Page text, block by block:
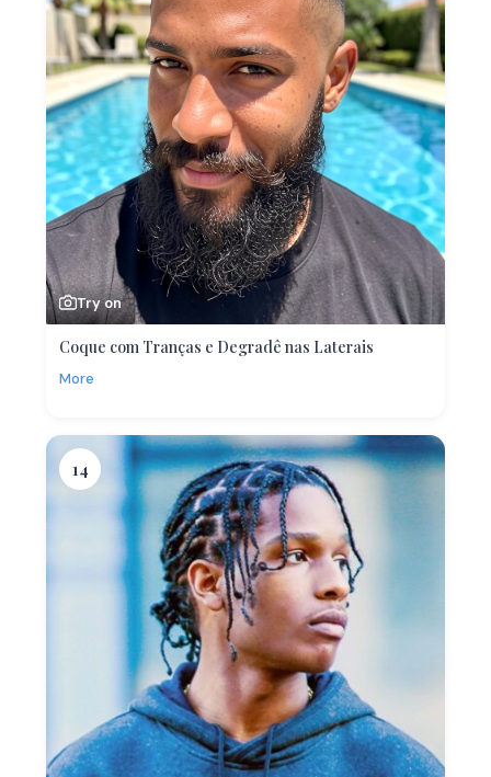
Try on
Coque com Tranças e Degradê nas Laterais
More
14